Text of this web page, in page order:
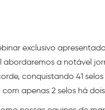
exclusivo
abordaremos a notável
conquistando 41
apenas 2 selos há